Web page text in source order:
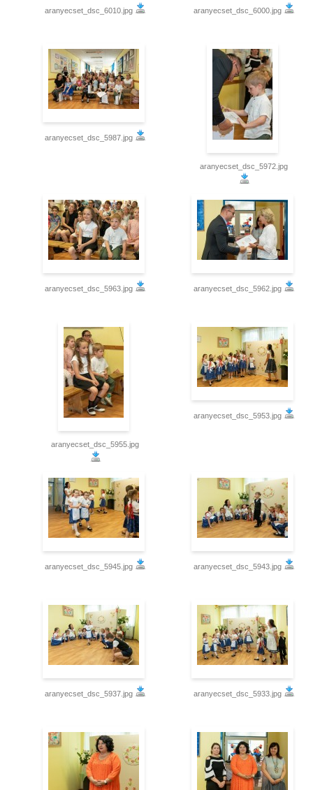
aranyecset_dsc_6010.jpg aranyecset_dsc_6000.jpg
aranyecset_dsc_5987.jpg
aranyecset_dsc_5972.jpg
aranyecset_dsc_5963.jpg aranyecset_dsc_5962.jpg
aranyecset_dsc_5955.jpg
aranyecset_dsc_5953.jpg
aranyecset_dsc_5945.jpg aranyecset_dsc_5943.jpg
aranyecset_dsc_5937.jpg aranyecset_dsc_5933.jpg